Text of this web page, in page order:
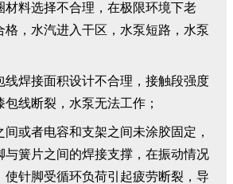
料选择不合理，在极限环境下老
格，水汽进入干区，水泵短路，水泵
焊接面积设计不合理，接触段强度
线断裂，水泵无法工作；
或者电容和支架之间未涂胶固定，
与簧片之间的焊接支撑，在振动情况
使针脚受循环负荷引起疲劳断裂，导